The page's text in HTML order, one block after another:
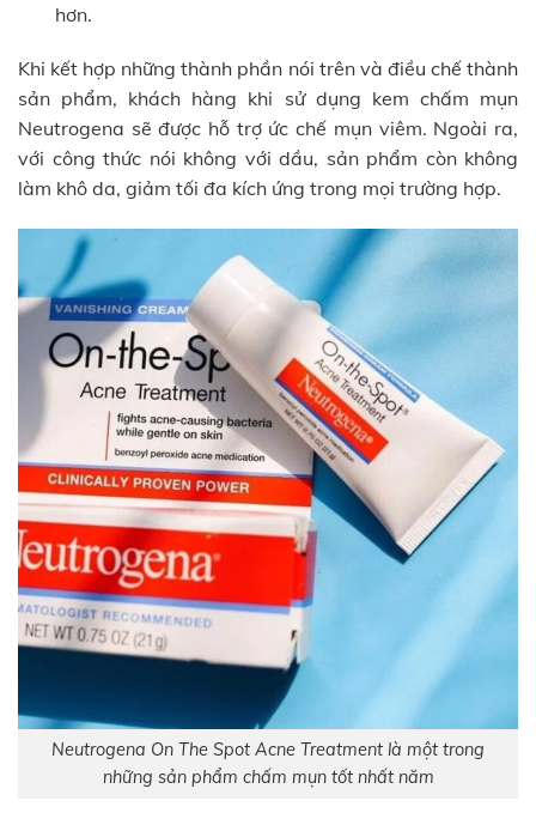
hơn.
Khi kết hợp những thành phần nói trên và điều chế thành
sản phẩm, khách hàng khi sử dụng kem chấm mụn
Neutrogena sẽ được hỗ trợ ức chế mụn viêm. Ngoài ra,
với công thức nói không với dầu, sản phẩm còn không
làm khô da, giảm tối đa kích ứng trong mọi trường hợp.
Neutrogena On The Spot Acne Treatment là một trong
những sản phẩm chấm mụn tốt nhất năm